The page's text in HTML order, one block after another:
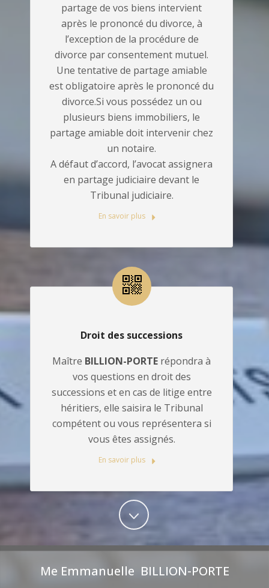
partage de vos biens intervient
après le prononcé du divorce, à
l’exception de la procédure de
divorce par consentement mutuel.
Une tentative de partage amiable
est obligatoire après le prononcé du
divorce.Si vous possédez un ou
plusieurs biens immobiliers, le
partage amiable doit intervenir chez
un notaire.
A défaut d’accord, l’avocat assignera
en partage judiciaire devant le
Tribunal judiciaire.
En savoir plus
Droit des successions
Maître BILLION-PORTE répondra à
vos questions en droit des
successions et en cas de litige entre
héritiers, elle saisira le Tribunal
compétent ou vous représentera si
vous êtes assignés.
En savoir plus
Me Emmanuelle BILLION-PORTE